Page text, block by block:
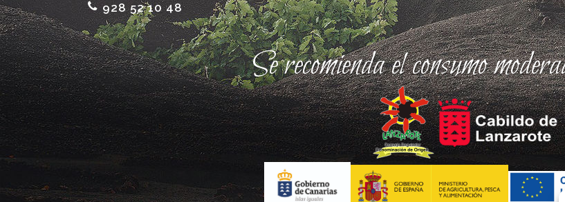
928 52 10 48
Se recomienda el consumo